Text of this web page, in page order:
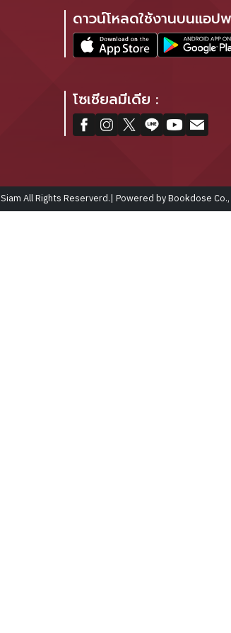
ดาวน์โหลดใช้งานบนแอป
โซเชียลมีเดีย :
All Rights Reserverd.| Powered by Bookdose